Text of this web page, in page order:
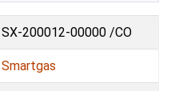
SX-200012-00000 /CO
Smartgas